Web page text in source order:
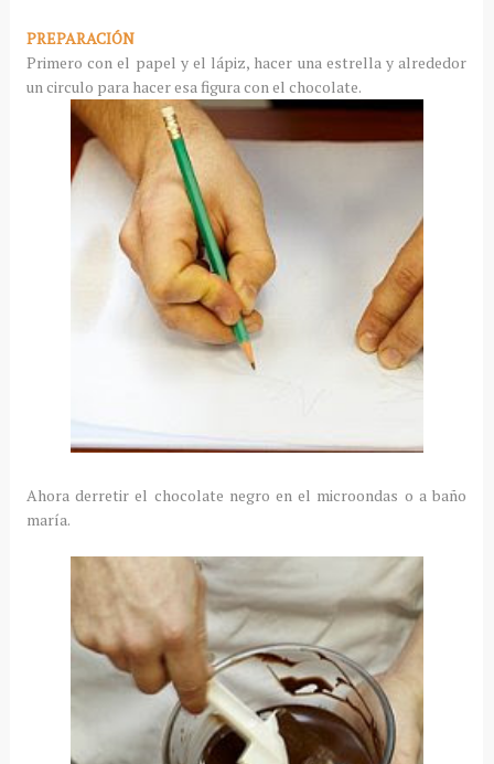
PREPARACIÓN
Primero con el papel y el lápiz, hacer una estrella y alrededor
un circulo para hacer esa figura con el chocolate.
Ahora derretir el chocolate negro en el microondas o a baño
maría.